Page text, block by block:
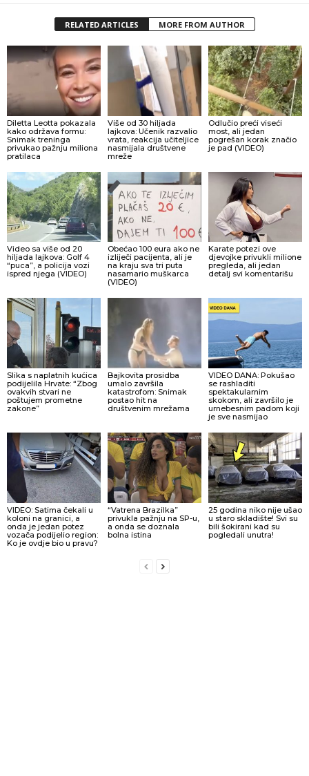
RELATED ARTICLES MORE FROM AUTHOR
Diletta Leotta pokazala
kako održava formu:
Snimak treninga
privukao pažnju miliona
pratilaca
Više od 30 hiljada
lajkova: Učenik razvalio
vrata, reakcija učiteljice
nasmijala društvene
mreže
Odlučio preći viseći
most, ali jedan
pogrešan korak značio
je pad (VIDEO)
Video sa više od 20
hiljada lajkova: Golf 4
“puca”, a policija vozi
ispred njega (VIDEO)
Obećao 100 eura ako ne
izliječi pacijenta, ali je
na kraju sva tri puta
nasamario muškarca
(VIDEO)
Karate potezi ove
djevojke privukli milione
pregleda, ali jedan
detalj svi komentarišu
Slika s naplatnih kućica
podijelila Hrvate: “Zbog
ovakvih stvari ne
poštujem prometne
zakone”
Bajkovita prosidba
umalo završila
katastrofom: Snimak
postao hit na
društvenim mrežama
VIDEO DANA: Pokušao
se rashladiti
spektakularnim
skokom, ali završilo je
urnebesnim padom koji
je sve nasmijao
VIDEO: Satima čekali u
koloni na granici, a
onda je jedan potez
vozača podijelio region:
Ko je ovdje bio u pravu?
“Vatrena Brazilka”
privukla pažnju na SP-u,
a onda se doznala
bolna istina
25 godina niko nije ušao
u staro skladište! Svi su
bili šokirani kad su
pogledali unutra!